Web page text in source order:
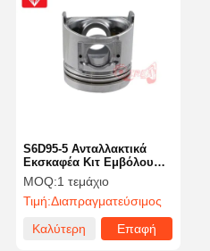
S6D95-5 Ανταλλακτικά
Εκσκαφέα Κιτ Εμβόλου
Κινητήρα Diesel Αριθμός
OEM 6207-31-2141
MOQ:1 τεμάχιο
Τιμή:Διαπραγματεύσιμος
Καλύτερη
Επαφή